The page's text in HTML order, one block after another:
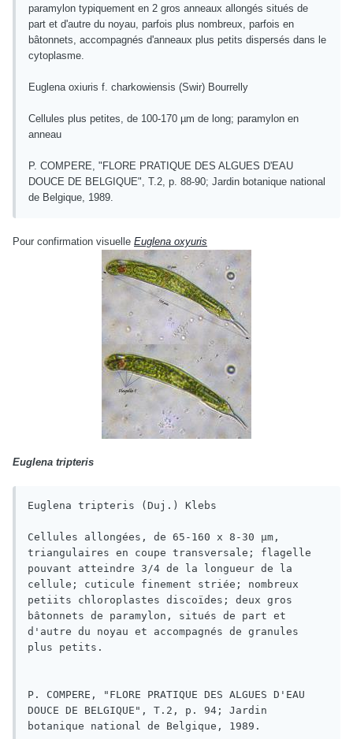
paramylon typiquement en 2 gros anneaux allongés situés de
part et d'autre du noyau, parfois plus nombreux, parfois en
bâtonnets, accompagnés d'anneaux plus petits dispersés dans le
cytoplasme.
Euglena oxiuris f. charkowiensis (Swir) Bourrelly
Cellules plus petites, de 100-170 µm de long; paramylon en
anneau
P. COMPERE, "FLORE PRATIQUE DES ALGUES D'EAU
DOUCE DE BELGIQUE", T.2, p. 88-90; Jardin botanique national
de Belgique, 1989.
Pour confirmation visuelle Euglena oxyuris
Euglena tripteris
Euglena tripteris (Duj.) Klebs
Cellules allongées, de 65-160 x 8-30 µm,
triangulaires en coupe transversale; flagelle
pouvant atteindre 3/4 de la longueur de la
cellule; cuticule finement striée; nombreux
petiits chloroplastes discoïdes; deux gros
bâtonnets de paramylon, situés de part et
d'autre du noyau et accompagnés de granules
plus petits.
P. COMPERE, "FLORE PRATIQUE DES ALGUES D'EAU
DOUCE DE BELGIQUE", T.2, p. 94; Jardin
botanique national de Belgique, 1989.